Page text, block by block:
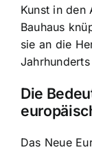
Kunst in den
Bauhaus
sie an die
Die
Das Neue